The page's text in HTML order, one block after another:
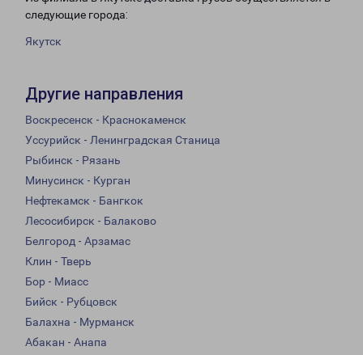
следующие города:
Якутск
Другие направления
Воскресенск - Краснокаменск
Уссурийск - Ленинградская Станица
Рыбинск - Рязань
Минусинск - Курган
Нефтекамск - Бангкок
Лесосибирск - Балаково
Белгород - Арзамас
Клин - Тверь
Бор - Миасс
Бийск - Рубцовск
Балахна - Мурманск
Абакан - Анапа